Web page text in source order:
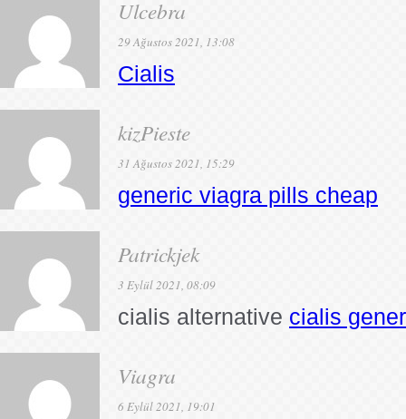
Ulcebra
29 Ağustos 2021, 13:08
Cialis
kizPieste
31 Ağustos 2021, 15:29
generic viagra pills cheap
Patrickjek
3 Eylül 2021, 08:09
cialis alternative cialis
Viagra
6 Eylül 2021, 19:01